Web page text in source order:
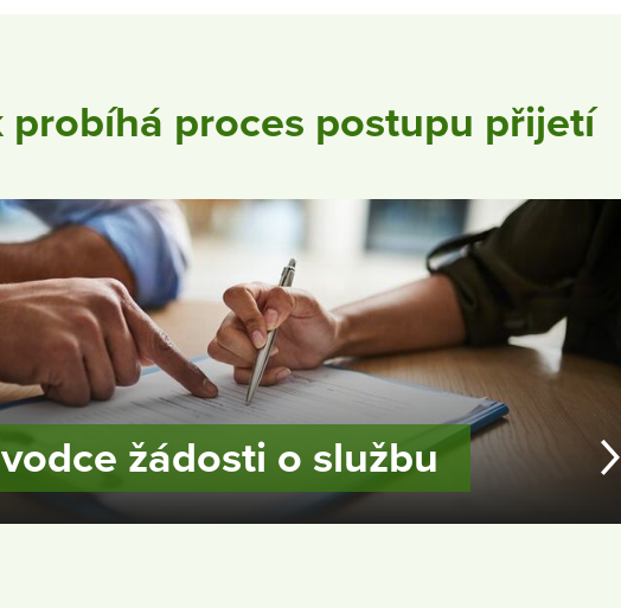
probíhá proces postupu přijetí
žádosti o službu